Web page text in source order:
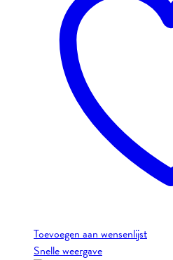
Toevoegen aan wensenlijst
Snelle weergave